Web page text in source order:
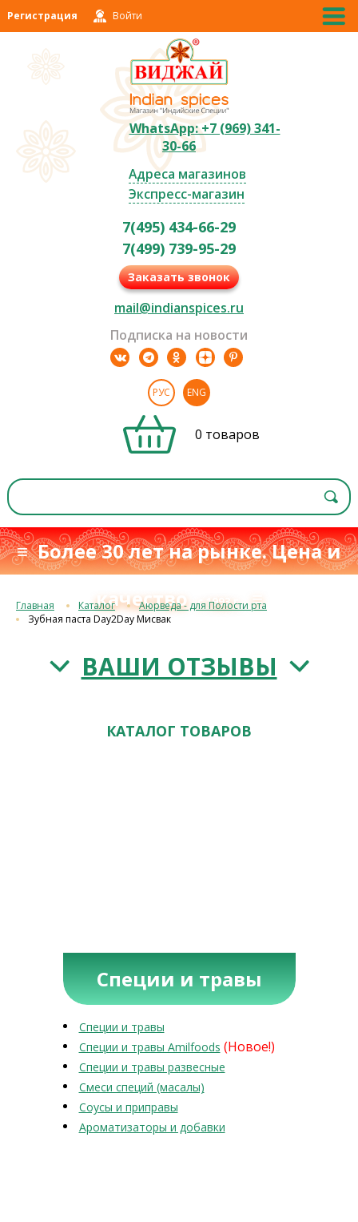
Регистрация Войти
WhatsApp: +7 (969) 341-
30-66
Адреса магазинов
Экспресс-магазин
7(495) 434-66-29
7(499) 739-95-29
Заказать звонок
mail@indianspices.ru
Подписка на новости
РУС ENG
0 товаров
≡ Более 30 лет на рынке. Цена и
качествос 1993 г.≡
Главная Каталог
Аюрведа - для Полости рта
Зубная паста Day2Day Мисвак
ВАШИ ОТЗЫВЫ
КАТАЛОГ ТОВАРОВ
Специи и травы
Специи и травы
Специи и травы Amilfoods (Новое!)
Специи и травы развесные
Смеси специй (масалы)
Соусы и приправы
Ароматизаторы и добавки